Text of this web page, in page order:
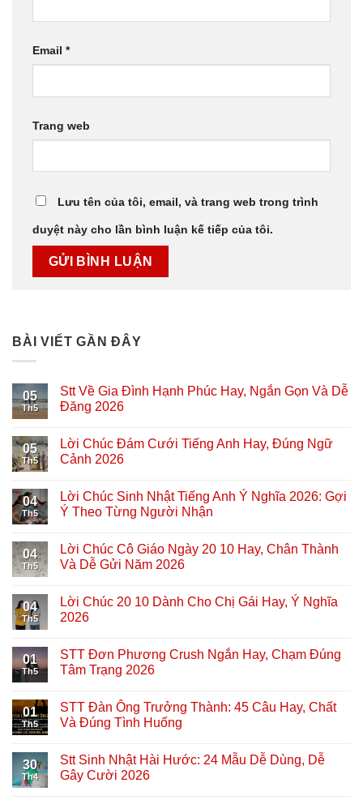
Email *
Trang web
Lưu tên của tôi, email, và trang web trong trình
duyệt này cho lần bình luận kế tiếp của tôi.
BÀI VIẾT GẦN ĐÂY
05
Th5
Stt Về Gia Đình Hạnh Phúc Hay, Ngắn Gọn Và Dễ
Đăng 2026
05
Th5
Lời Chúc Đám Cưới Tiếng Anh Hay, Đúng Ngữ
Cảnh 2026
04
Th5
Lời Chúc Sinh Nhật Tiếng Anh Ý Nghĩa 2026: Gợi
Ý Theo Từng Người Nhận
04
Th5
Lời Chúc Cô Giáo Ngày 20 10 Hay, Chân Thành
Và Dễ Gửi Năm 2026
04
Th5
Lời Chúc 20 10 Dành Cho Chị Gái Hay, Ý Nghĩa
2026
01
Th5
STT Đơn Phương Crush Ngắn Hay, Chạm Đúng
Tâm Trạng 2026
01
Th5
STT Đàn Ông Trưởng Thành: 45 Câu Hay, Chất
Và Đúng Tình Huống
30
Th4
Stt Sinh Nhật Hài Hước: 24 Mẫu Dễ Dùng, Dễ
Gây Cười 2026